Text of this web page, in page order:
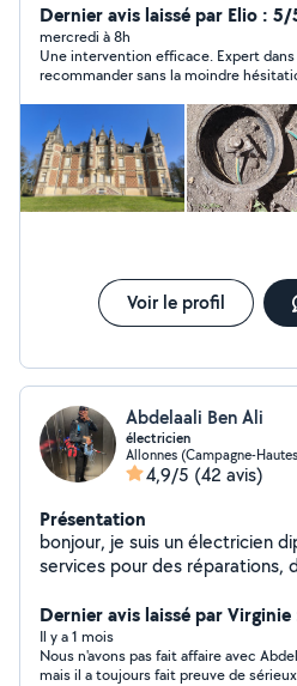
différents domaines comme le
Toujours souriant et plein de
urgences veuillez me contacter
professionnelle en indiquant par
coordonnées.
Dernier avis laissé par Elio : 5/
mercredi à 8h
Une intervention efficace. Expert
recommander sans la moindre
Voir le profil
Abdelaali Ben Ali
électricien
Allonnes (Campagne-
4,9/5 (42 avis)
Présentation
bonjour, je suis un électricien
services pour des réparations,
que l'on puisse discuter de
Dernier avis laissé par
Il y a 1 mois
Nous n'avons pas fait affaire avec
mais il a toujours fait preuve de